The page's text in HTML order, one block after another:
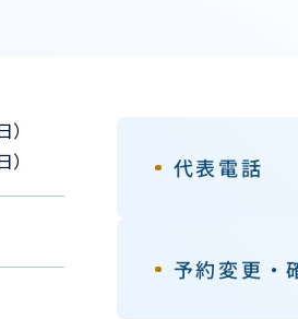
代表電話
予約変更・